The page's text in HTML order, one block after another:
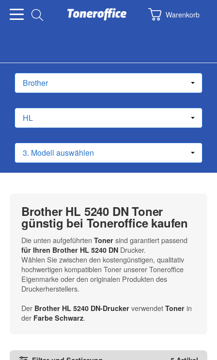
Warenkorb
Brother HL 5240 DN Toner
günstig bei Toneroffice kaufen
Die unten aufgeführten Toner sind garantiert passend
für Ihren Brother HL 5240 DN Drucker.
Wählen Sie zwischen den kostengünstigen, qualitativ
hochwertigen kompatiblen Toner unserer Toneroffice
Eigenmarke oder den originalen Produkten des
Druckerherstellers.
Der Brother HL 5240 DN-Drucker verwendet Toner in
der Farbe Schwarz.